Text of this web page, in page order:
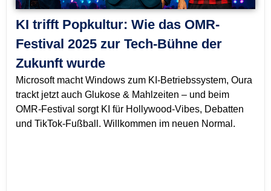
KI trifft Popkultur: Wie das OMR-
Festival 2025 zur Tech-Bühne der
Zukunft wurde
Microsoft macht Windows zum KI-Betriebssystem, Oura
trackt jetzt auch Glukose & Mahlzeiten – und beim
OMR-Festival sorgt KI für Hollywood-Vibes, Debatten
und TikTok-Fußball. Willkommen im neuen Normal.